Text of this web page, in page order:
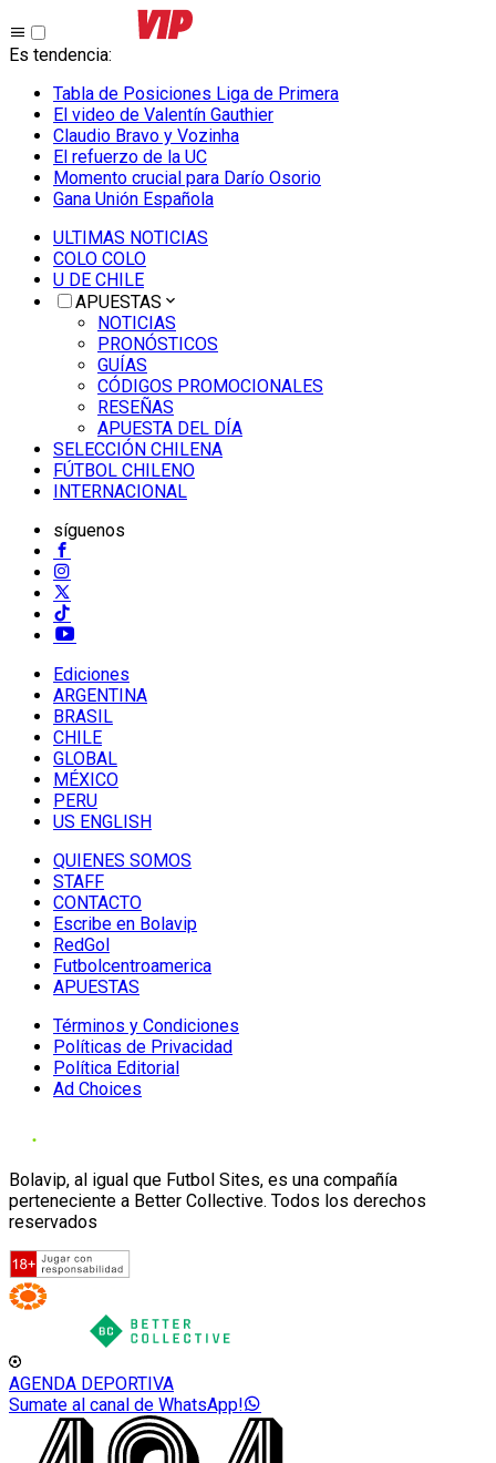
Es tendencia:
Tabla de Posiciones Liga de Primera
El video de Valentín Gauthier
Claudio Bravo y Vozinha
El refuerzo de la UC
Momento crucial para Darío Osorio
Gana Unión Española
ULTIMAS NOTICIAS
COLO COLO
U DE CHILE
APUESTAS
NOTICIAS
PRONÓSTICOS
GUÍAS
CÓDIGOS PROMOCIONALES
RESEÑAS
APUESTA DEL DÍA
SELECCIÓN CHILENA
FÚTBOL CHILENO
INTERNACIONAL
síguenos
Ediciones
ARGENTINA
BRASIL
CHILE
GLOBAL
MÉXICO
PERU
US ENGLISH
QUIENES SOMOS
STAFF
CONTACTO
Escribe en Bolavip
RedGol
Futbolcentroamerica
APUESTAS
Términos y Condiciones
Políticas de Privacidad
Política Editorial
Ad Choices
Bolavip, al igual que Futbol Sites, es una compañía
perteneciente a Better Collective. Todos los derechos
reservados
AGENDA DEPORTIVA
Sumate al canal de WhatsApp!